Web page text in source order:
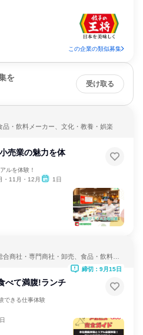
この企業の類似募集
を
受け取る
品・飲料メーカー、文化・教養・娯楽
売業の魅力を体
ルを体験！
・11月・12月 1日
商社・専門商社・卸売、食品・飲料メ
べて満腹!ランチ
できる仕事体験
締切：9月15日